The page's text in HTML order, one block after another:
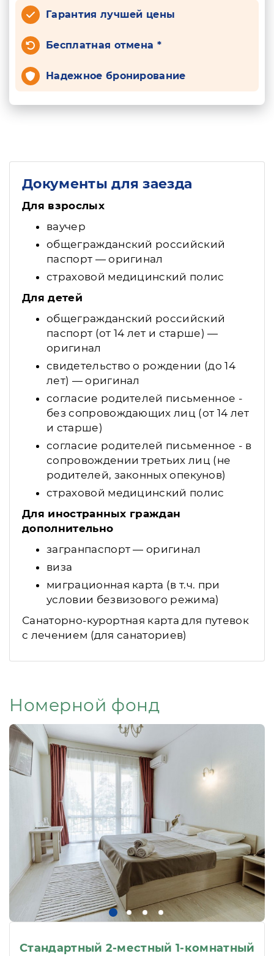
Гарантия лучшей цены
Бесплатная отмена *
Надежное бронирование
Документы для заезда
Для взрослых
ваучер
общегражданский российский
паспорт — оригинал
страховой медицинский полис
Для детей
общегражданский российский
паспорт (от 14 лет и старше) —
оригинал
свидетельство о рождении (до 14
лет) — оригинал
согласие родителей письменное -
без сопровождающих лиц (от 14 лет
и старше)
согласие родителей письменное - в
сопровождении третьих лиц (не
родителей, законных опекунов)
страховой медицинский полис
Для иностранных граждан
дополнительно
загранпаспорт — оригинал
виза
миграционная карта (в т.ч. при
условии безвизового режима)
Санаторно-курортная карта для путевок
с лечением (для санаториев)
Номерной фонд
Стандартный 2-местный 1-комнатный